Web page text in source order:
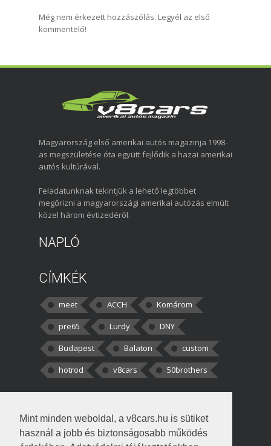
Mint minden weboldal, a v8cars.hu is sütiket
használ a jobb és biztonságosabb működés
Még nem érkezett hozzászólás. Legyél az első
kommentelő!
Magyarország első amerikai autós magazinja 1998-
as megszületése óta együtt fejlődik a hazai amerikai
autós kultúrával.
Feladatunknak tekintjük a lehető legtöbbet
megőrizni a magyarországi amerikai autózás elmúlt
közel három évtizedéről.
NAPLÓ
CÍMKÉK
meet ACCH
Komárom
pre65
Lurdy
DNY
Budapest
Balaton
custom
hotrod
v8cars 50brothers
kortisz:Elszúrtam! Én csak két
darabbaal számoltam. Nem tudtam, hogy fél autót,